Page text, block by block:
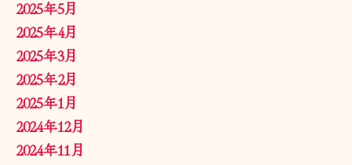
2025年5月
2025年4月
2025年3月
2025年2月
2025年1月
2024年12月
2024年11月